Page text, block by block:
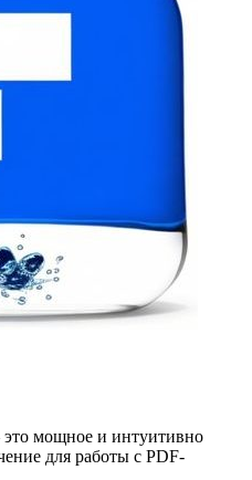
это мощное и интуитивно
для работы с PDF-